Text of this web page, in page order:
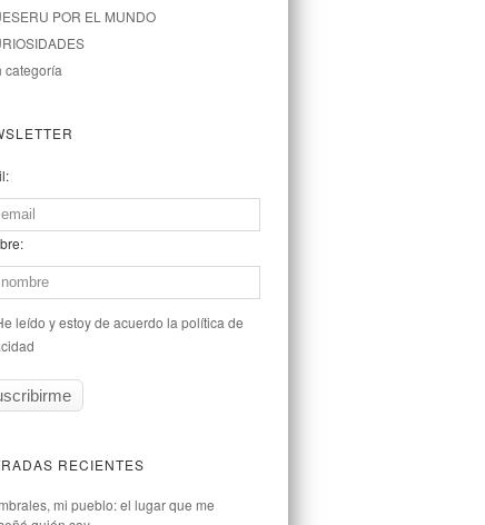
POR EL MUNDO
categoría
leído y estoy de acuerdo la política de
RECIENTES
mi pueblo: el lugar que me